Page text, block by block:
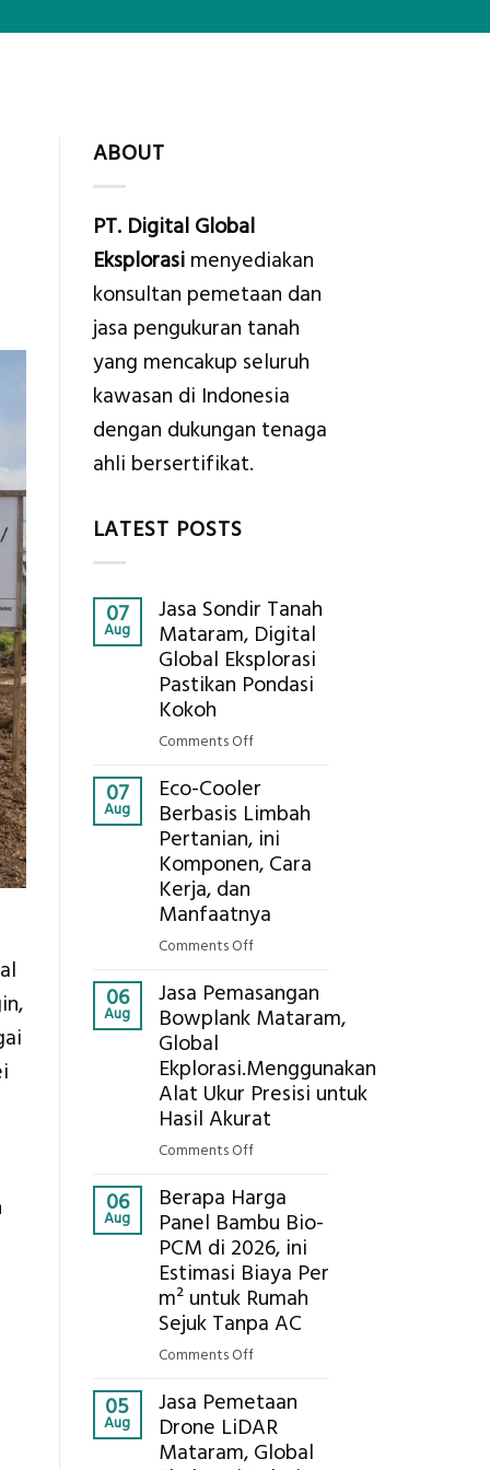
ABOUT
PT. Digital Global
Eksplorasimenyediakan
konsultan pemetaan dan
jasa pengukuran tanah
yang mencakup seluruh
kawasan di Indonesia
dengan dukungan tenaga
ahli bersertifikat.
LATEST POSTS
07
Aug
Jasa Sondir Tanah
Mataram, Digital
Global Eksplorasi
Pastikan Pondasi
Kokoh
Comments Offon
Sondir
Tanah
Mataram,
Digital
Eksplorasi
Pastikan
07
Aug
Eco-Cooler
Berbasis Limbah
Pertanian, ini
Komponen, Cara
Kerja, dan
Manfaatnya
Comments Offon
Cooler
Berbasis
Pertanian,
ini
Komponen,
Manfaatnya
06
Aug
Jasa Pemasangan
Bowplank Mataram,
Global
Ekplorasi.Menggunakan
Alat Ukur Presisi untuk
Hasil Akurat
Comments Offon
Pemasangan
Bowplank
Mataram,
Global
Ekplorasi.Menggunakan
Alat
untuk
Hasil
Akurat
06
Aug
Berapa Harga
Panel Bambu Bio-
PCM di 2026, ini
Estimasi Biaya Per
m² untuk Rumah
Sejuk Tanpa AC
Comments Offon
Harga
Panel
Bambu
05
Aug
Jasa Pemetaan
Drone LiDAR
Mataram, Global